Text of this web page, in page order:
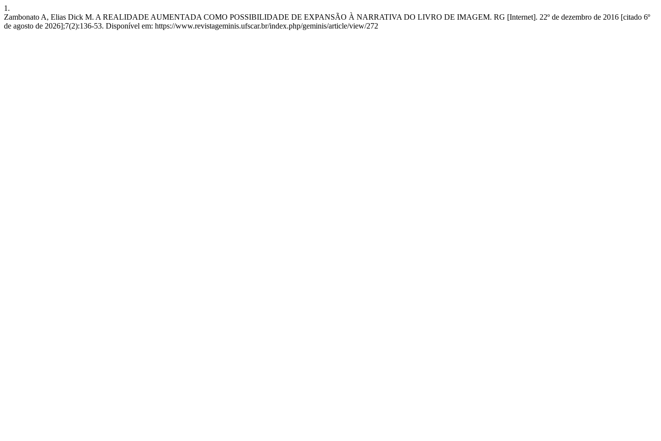
1.
Zambonato A, Elias Dick M. A REALIDADE AUMENTADA COMO POSSIBILIDADE DE EXPANSÃO À NARRATIVA DO LIVRO DE IMAGEM. RG [Internet]. 22º de dezembro de 2016 [citado 6º
de agosto de 2026];7(2):136-53. Disponível em: https://www.revistageminis.ufscar.br/index.php/geminis/article/view/272